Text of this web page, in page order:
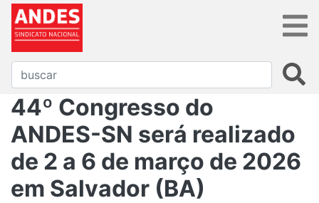
44º Congresso do
ANDES-SN será realizado
de 2 a 6 de março de 2026
em Salvador (BA)